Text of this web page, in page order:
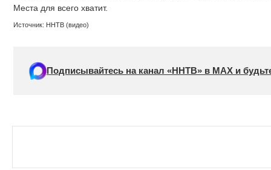
Места для всего хватит.
Источник: ННТВ (видео)
Подписывайтесь на канал «ННТВ» в МАХ и